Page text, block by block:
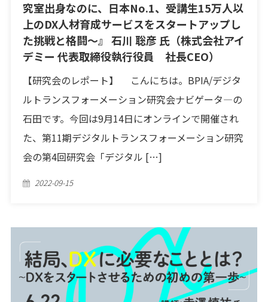
究室出身なのに、日本No.1、受講生15万人以
上のDX人材育成サービスをスタートアップし
た挑戦と格闘〜』 石川 聡彦 氏（株式会社アイ
デミー 代表取締役執行役員 社長CEO）
【研究会のレポート】 こんにちは。BPIA/デジタ
ルトランスフォーメーション研究会ナビゲータ―の
石田です。今回は9月14日にオンラインで開催され
た、第11期デジタルトランスフォーメーション研究
会の第4回研究会「デジタル […]
Posted
2022-09-15